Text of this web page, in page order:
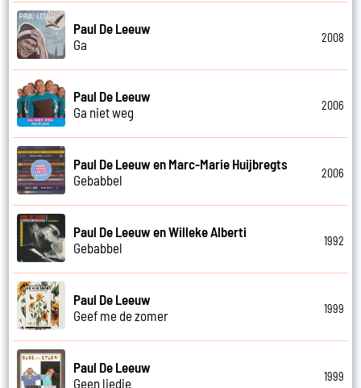
Paul De Leeuw
Ga
2008
Paul De Leeuw
Ga niet weg
2006
Paul De Leeuw en Marc-Marie Huijbregts
Gebabbel
2006
Paul De Leeuw en Willeke Alberti
Gebabbel
1992
Paul De Leeuw
Geef me de zomer
1999
Paul De Leeuw
Geen liedje
1999